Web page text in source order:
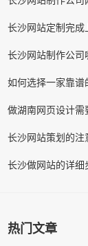
长沙网站定制完成
长沙网站制作公司
如何选择一家靠
做湖南网页设计需
长沙网站策划的注
长沙做网站的详细
热门文章